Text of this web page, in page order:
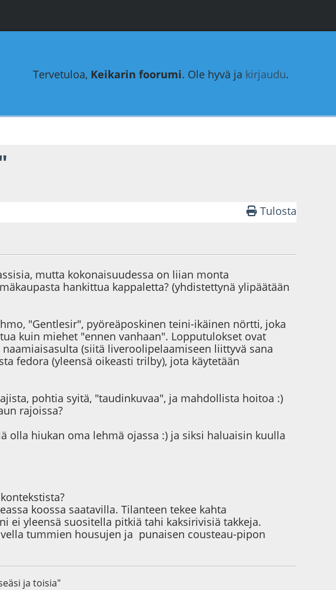
Tervetuloa, Keikarin foorumi. Ole hyvä ja kirjaudu.
Tulosta
mutta kokonaisuudessa on liian monta
hankittua kappaletta? (yhdistettynä ylipäätään
"Gentlesir", pyöreäposkinen teini-ikäinen nörtti, joka
kuin miehet "ennen vanhaan". Lopputulokset ovat
(siitä liveroolipelaamiseen liittyvä sana
fedora (yleensä oikeasti trilby), jota käytetään
pohtia syitä, "taudinkuvaa", ja mahdollista hoitoa :)
rajoissa?
olla hiukan oma lehmä ojassa :) ja siksi haluaisin kuulla
koossa saatavilla. Tilanteen tekee kahta
ei yleensä suositella pitkiä tahi kaksirivisiä takkeja.
tummien housujen ja punaisen cousteau-pipon
ja toisia"